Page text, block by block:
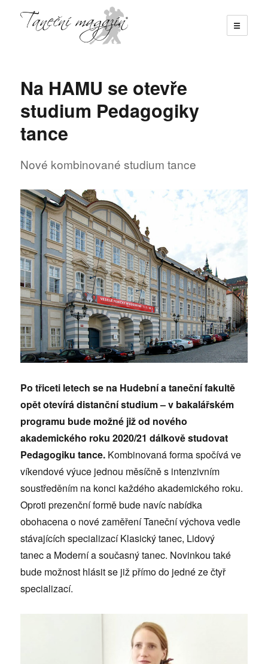
☰
Na HAMU se otevře
studium Pedagogiky
tance
Nové kombinované studium tance
Po třiceti letech se na Hudební a taneční fakultě
opět otevírá distanční studium – v bakalářském
programu bude možné již od nového
akademického roku 2020/21 dálkově studovat
Pedagogiku tance. Kombinovaná forma spočívá ve
víkendové výuce jednou měsíčně s intenzivním
soustředěním na konci každého akademického roku.
Oproti prezenční formě bude navíc nabídka
obohacena o nové zaměření Taneční výchova vedle
stávajících specializací Klasický tanec, Lidový
tanec a Moderní a současný tanec. Novinkou také
bude možnost hlásit se již přímo do jedné ze čtyř
specializací.